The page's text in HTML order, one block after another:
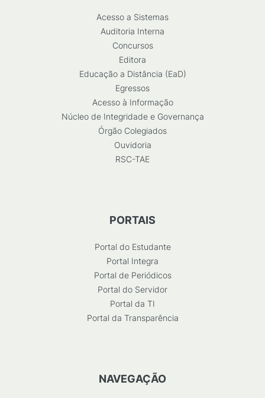
Acesso a Sistemas
Auditoria Interna
Concursos
Editora
Educação a Distância (EaD)
Egressos
Acesso à Informação
Núcleo de Integridade e Governança
Órgão Colegiados
Ouvidoria
RSC-TAE
PORTAIS
Portal do Estudante
Portal Integra
Portal de Periódicos
Portal do Servidor
Portal da TI
Portal da Transparência
NAVEGAÇÃO